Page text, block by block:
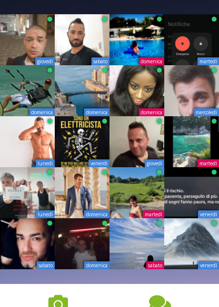
giovedì sabato domenica martedì
domenica domenica domenica mercoledì
lunedì venerdì giovedì martedì
lunedì domenica martedì venerdì
sabato domenica sabato venerdì